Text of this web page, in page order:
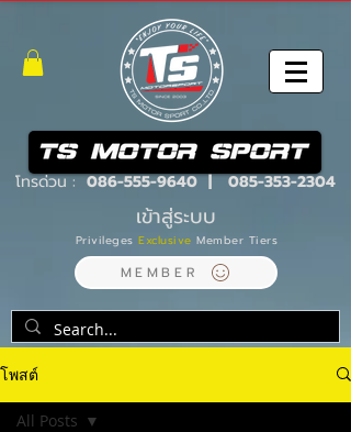
โทรด่วน : 086-555-9640|085-353-2304
เข้าสู่ระบบ
PrivilegesExclusive Member Tiers
MEMBER
โพสต์
All Posts